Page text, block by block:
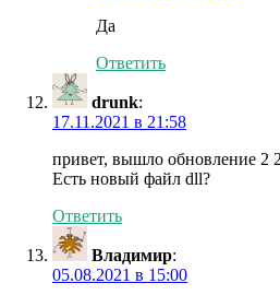
Да
Ответить
drunk:
17.11.2021 в 21:58
привет, вышло обновление 2
Есть новый файл dll?
Ответить
Владимир:
05.08.2021 в 15:00